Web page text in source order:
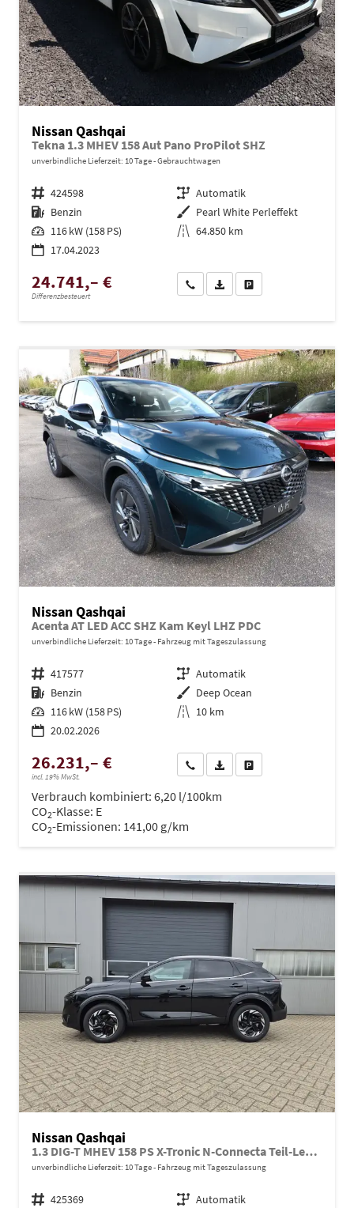
Nissan Qashqai
Tekna 1.3 MHEV 158 Aut Pano ProPilot SHZ
unverbindliche Lieferzeit: 10 Tage Gebrauchtwagen
Fahrzeugnr. 424598 Getriebe Automatik
Kraftstoff Benzin Außenfarbe Pearl White Perleffekt
Leistung 116 kW (158 PS) Kilometerstand 64.850 km
17.04.2023
24.741,– €
Differenzbesteuert
Wir rufen Sie anPDF-Datei, Fahrzeugexposé
Nissan Qashqai
Acenta AT LED ACC SHZ Kam Keyl LHZ PDC
unverbindliche Lieferzeit: 10 Tage Fahrzeug mit Tageszulassung
Fahrzeugnr. 417577 Getriebe Automatik
Kraftstoff Benzin Außenfarbe Deep Ocean
Leistung 116 kW (158 PS) Kilometerstand 10 km
20.02.2026
26.231,– €
incl. 19% MwSt.
Wir rufen Sie anPDF-Datei, Fahrzeugexposé
Verbrauch kombiniert: 6,20 l/100km
CO2-Klasse: E
CO2-Emissionen: 141,00 g/km
Nissan Qashqai
1.3 DIG-T MHEV 158 PS X-Tronic N-Connecta Teil-Leder PanoGlasdach Klimaautomatik Sitzheizung Lenkradheizung Navi ACC PDC v+h 360°Kamera DAB Bluetooth Touchscreen Apple CarPlay Android Auto 18"LM
unverbindliche Lieferzeit: 10 Tage Fahrzeug mit Tageszulassung
Fahrzeugnr. 425369 Getriebe Automatik